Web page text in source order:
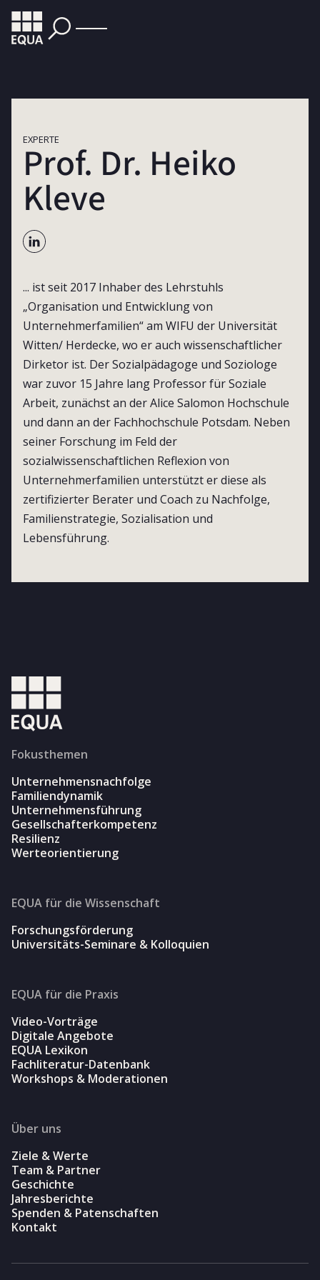
EXPERTE
Prof. Dr. Heiko
Kleve
... ist seit 2017 Inhaber des Lehrstuhls
„Organisation und Entwicklung von
Unternehmerfamilien“ am WIFU der Universität
Witten/ Herdecke, wo er auch wissenschaftlicher
Dirketor ist. Der Sozialpädagoge und Soziologe
war zuvor 15 Jahre lang Professor für Soziale
Arbeit, zunächst an der Alice Salomon Hochschule
und dann an der Fachhochschule Potsdam. Neben
seiner Forschung im Feld der
sozialwissenschaftlichen Reflexion von
Unternehmerfamilien unterstützt er diese als
zertifizierter Berater und Coach zu Nachfolge,
Familienstrategie, Sozialisation und
Lebensführung.
Fokusthemen
Unternehmensnachfolge
Familiendynamik
Unternehmensführung
Gesellschafterkompetenz
Resilienz
Werteorientierung
EQUA für die Wissenschaft
Forschungsförderung
Universitäts-Seminare & Kolloquien
EQUA für die Praxis
Video-Vorträge
Digitale Angebote
EQUA Lexikon
Fachliteratur-Datenbank
Workshops & Moderationen
Über uns
Ziele & Werte
Team & Partner
Geschichte
Jahresberichte
Spenden & Patenschaften
Kontakt